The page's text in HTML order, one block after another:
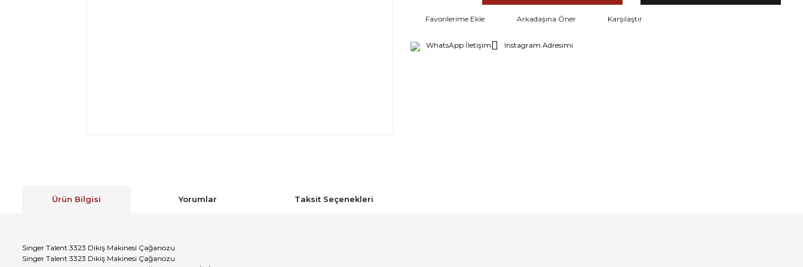
Arkadaşına Öner Karşılaştır
WhatsApp İletişim Instagram Adresimi
Ürün Bilgisi Yorumlar Taksit Seçenekleri
Singer Talent 3323 Dikiş Makinesi Çağanozu
Singer Talent 3323 Dikiş Makinesi Çağanozu